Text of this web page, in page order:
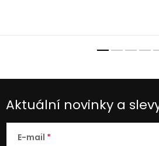
Aktuální novinky a
E-mail